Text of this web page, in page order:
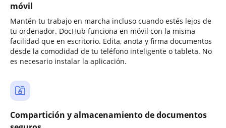
móvil
Mantén tu trabajo en marcha incluso cuando estés lejos de
tu ordenador. DocHub funciona en móvil con la misma
facilidad que en escritorio. Edita, anota y firma documentos
desde la comodidad de tu teléfono inteligente o tableta. No
es necesario instalar la aplicación.
Compartición y almacenamiento de documentos